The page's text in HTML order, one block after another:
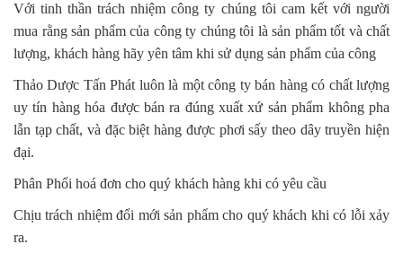
Với tinh thần trách nhiệm công ty chúng tôi cam kết với người
mua rằng sản phẩm của công ty chúng tôi là sản phẩm tốt và chất
lượng, khách hàng hãy yên tâm khi sử dụng sản phẩm của công
Thảo Dược Tấn Phát luôn là một công ty bán hàng có chất lượng
uy tín hàng hóa được bán ra đúng xuất xứ sản phẩm không pha
lẫn tạp chất, và đặc biệt hàng được phơi sấy theo dây truyền hiện
đại.
Phân Phối hoá đơn cho quý khách hàng khi có yêu cầu
Chịu trách nhiệm đổi mới sản phẩm cho quý khách khi có lỗi xảy
ra.